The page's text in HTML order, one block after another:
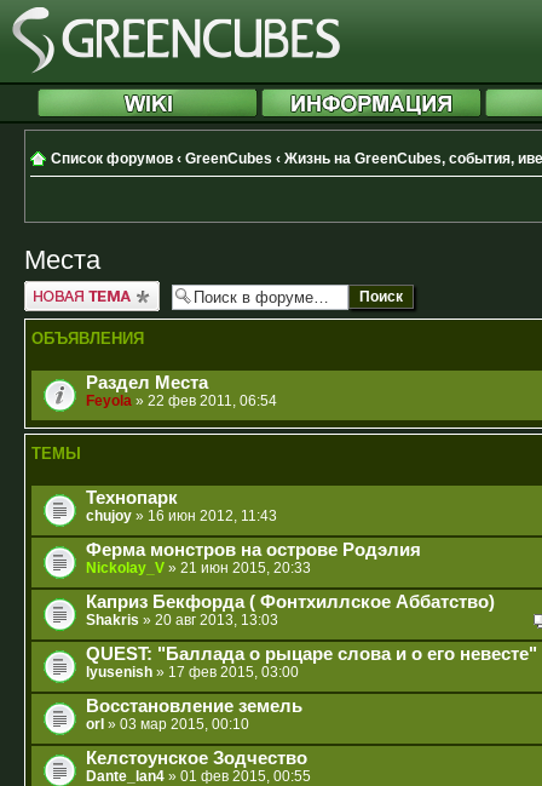
Список форумов ‹ GreenCubes ‹ Жизнь на GreenCubes, события,
Места
Новая тема
ОБЪЯВЛЕНИЯ
Раздел Места
Feyola » 22 фев 2011, 06:54
ТЕМЫ
Технопарк
chujoy » 16 июн 2012, 11:43
Ферма монстров на острове Родэлия
Nickolay_V » 21 июн 2015, 20:33
Каприз Бекфорда ( Фонтхиллское Аббатство)
Shakris » 20 авг 2013, 13:03
QUEST: "Баллада о рыцаре слова и о его невесте"
lyusenish » 17 фев 2015, 03:00
Восстановление земель
orI » 03 мар 2015, 00:10
Келстоунское Зодчество
Dante_lan4 » 01 фев 2015, 00:55